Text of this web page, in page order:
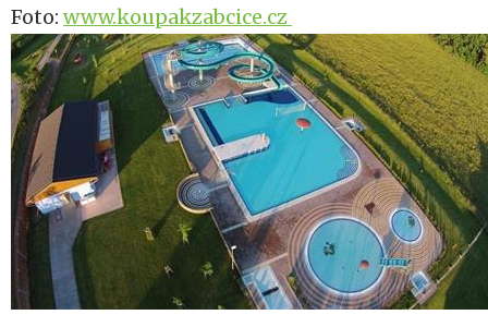
Foto: www.koupakzabcice.cz